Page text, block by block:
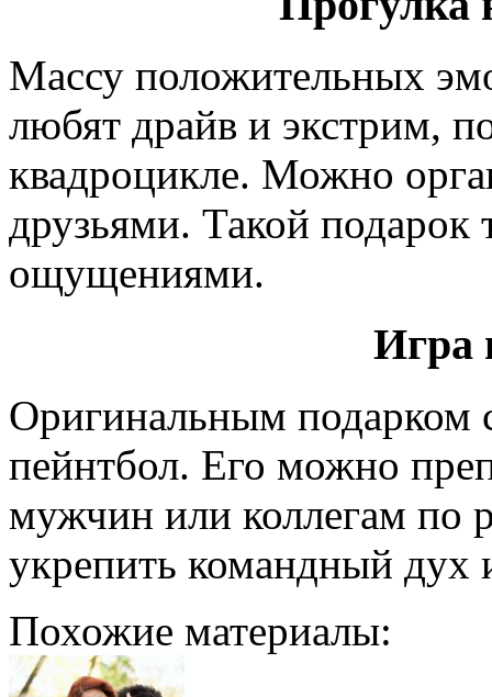
Массу положительных
любят драйв и экстрим,
квадроцикле. Можно
друзьями. Такой подарок
ощущениями.
Игра
Оригинальным подарком
пейнтбол. Его можно
мужчин или коллегам по
укрепить командный дух
Похожие материалы: